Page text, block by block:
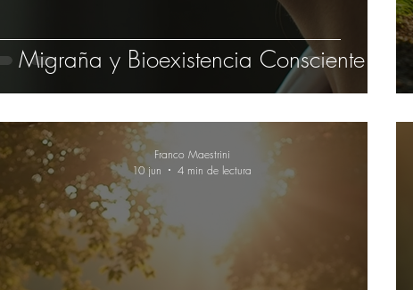
Migraña y Bioexistencia Consciente
Franco Maestrini
10 jun
4 min de lectura